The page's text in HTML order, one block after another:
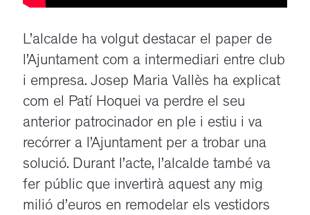
L’alcalde ha volgut destacar el paper de
l’Ajuntament com a intermediari entre club
i empresa. Josep Maria Vallès ha explicat
com el Patí Hoquei va perdre el seu
anterior patrocinador en ple i estiu i va
recórrer a l’Ajuntament per a trobar una
solució. Durant l’acte, l’alcalde també va
fer públic que invertirà aquest any mig
milió d’euros en remodelar els vestidors